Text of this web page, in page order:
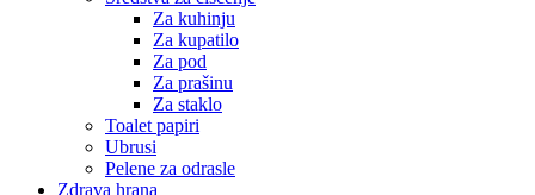
Za kuhinju
Za kupatilo
Za pod
Za prašinu
Za staklo
Toalet papiri
Ubrusi
Pelene za odrasle
Zdrava hrana